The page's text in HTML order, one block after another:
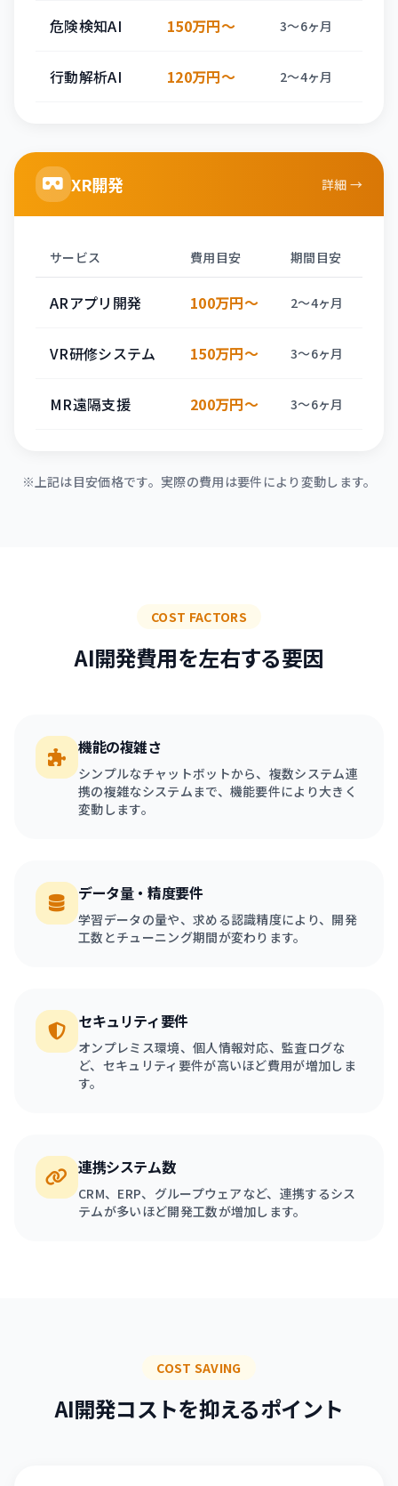
危険検知AI 150万円〜 3〜6ヶ月
行動解析AI 120万円〜 2〜4ヶ月
XR開発 詳細 →
サービス 費用目安 期間目安
ARアプリ開発 100万円〜 2〜4ヶ月
VR研修システム 150万円〜 3〜6ヶ月
MR遠隔支援 200万円〜 3〜6ヶ月
※上記は目安価格です。実際の費用は要件により変動します。
COST FACTORS
AI開発費用を左右する要因
機能の複雑さ
シンプルなチャットボットから、複数システム連
携の複雑なシステムまで、機能要件により大きく
変動します。
データ量・精度要件
学習データの量や、求める認識精度により、開発
工数とチューニング期間が変わります。
セキュリティ要件
オンプレミス環境、個人情報対応、監査ログな
ど、セキュリティ要件が高いほど費用が増加しま
す。
連携システム数
CRM、ERP、グループウェアなど、連携するシス
テムが多いほど開発工数が増加します。
COST SAVING
AI開発コストを抑えるポイント